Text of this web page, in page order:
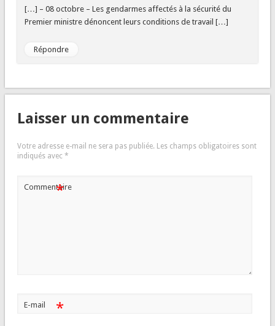
[…] – 08 octobre – Les gendarmes affectés à la sécurité du
Premier ministre dénoncent leurs conditions de travail […]
Répondre
Laisser un commentaire
Votre adresse e-mail ne sera pas publiée. Les champs obligatoires sont
indiqués avec *
Commentaire
*
E-mail *